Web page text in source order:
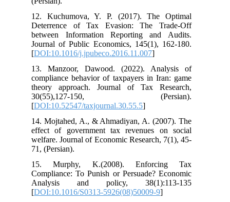
12. Kuchumova, Y. P. (2017). The Optimal
Deterrence of Tax Evasion: The Trade-Off
between Information Reporting and Audits.
Journal of Public Economics, 145(1), 162-180.
[DOI:10.1016/j.jpubeco.2016.11.007
13. Manzoor, Dawood. (2022). Analysis of
compliance behavior of taxpayers in Iran: game
theory approach. Journal of Tax Research,
30(55),127-150, (Persian).
[DOI:10.52547/taxjournal.30.55.5
14. Mojtahed, A., & Ahmadiyan, A. (2007). The
effect of government tax revenues on social
welfare. Journal of Economic Research, 7(1), 45-
71, (Persian).
15. Murphy, K.(2008). Enforcing Tax
Compliance: To Punish or Persuade? Economic
Analysis and policy, 38(1):113-135
[DOI:10.1016/S0313-5926(08)50009-9